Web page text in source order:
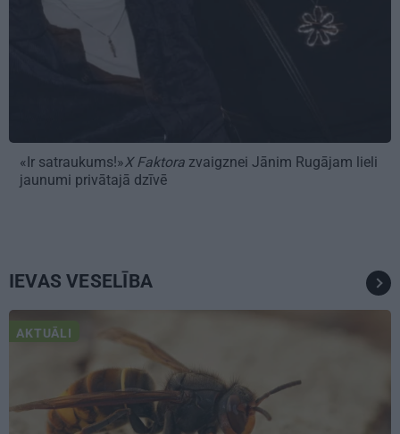
«Ir satraukums!»X Faktora zvaigznei Jānim Rugājam lieli
jaunumi privātajā dzīvē
IEVAS VESELĪBA
AKTUĀLI